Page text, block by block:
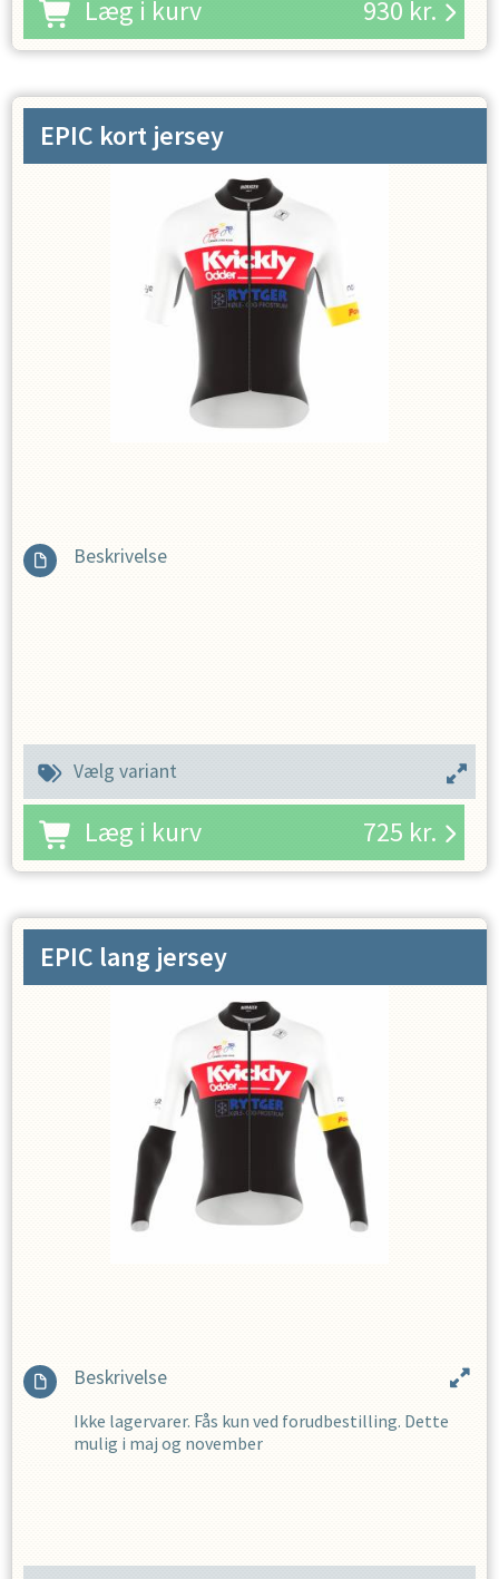
Læg i kurv 930 kr.
EPIC kort jersey
Beskrivelse
Læg i kurv 725 kr.
Vælg variant
EPIC lang jersey
Beskrivelse
Ikke lagervarer. Fås kun ved forudbestilling. Dette
mulig i maj og november